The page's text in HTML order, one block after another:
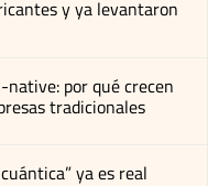
y ya levantaron
por qué crecen
tradicionales
ya es real